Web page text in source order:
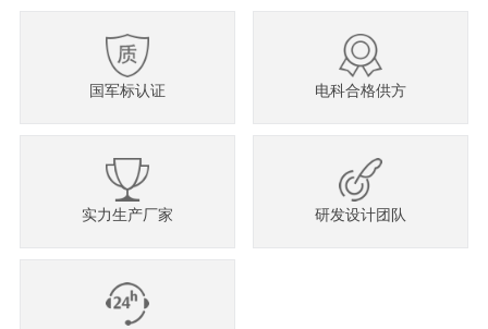
国军标认证 电科合格供方
实力生产厂家 研发设计团队